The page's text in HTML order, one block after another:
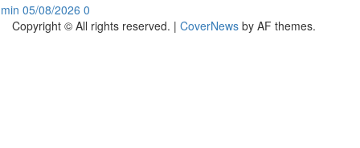
05/08/2026 0
Copyright © All rights reserved. | CoverNews by AF themes.